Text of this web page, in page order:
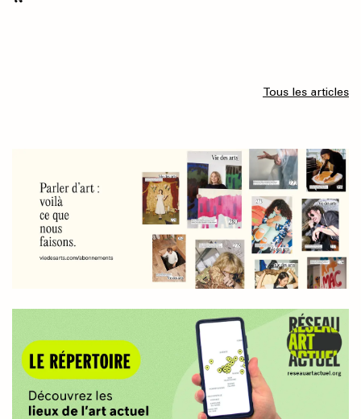
Tous les articles